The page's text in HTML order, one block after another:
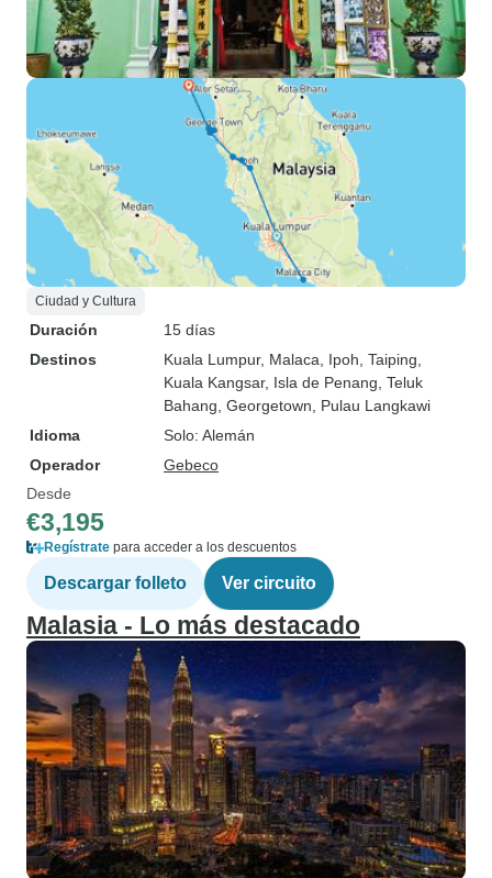
Ciudad y Cultura
Duración
15 días
Destinos
Kuala Lumpur, Malaca , Ipoh , Taiping
Kuala Kangsar, Isla de Penang , Teluk
Bahang , Georgetown , Pulau Langkawi
Idioma
Solo: Alemán
Operador
Gebeco
Desde
€3,195
Regístrate para acceder a los descuentos
Descargar folleto Ver circuito
Malasia - Lo más destacado